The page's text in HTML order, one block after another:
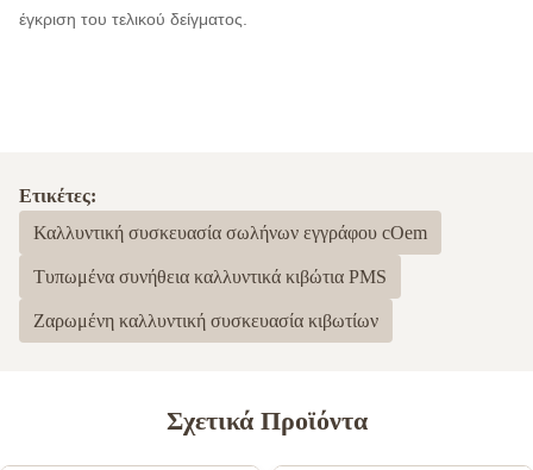
έγκριση του τελικού δείγματος.
Ετικέτες:
Καλλυντική συσκευασία σωλήνων εγγράφου cOem
Τυπωμένα συνήθεια καλλυντικά κιβώτια PMS
Ζαρωμένη καλλυντική συσκευασία κιβωτίων
Σχετικά Προϊόντα